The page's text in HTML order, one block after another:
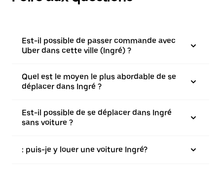
Est-il possible de passer commande avec
Uber dans cette ville (Ingré) ?
Quel est le moyen le plus abordable de se
déplacer dans Ingré ?
Est-il possible de se déplacer dans Ingré
sans voiture ?
: puis-je y louer une voiture Ingré?